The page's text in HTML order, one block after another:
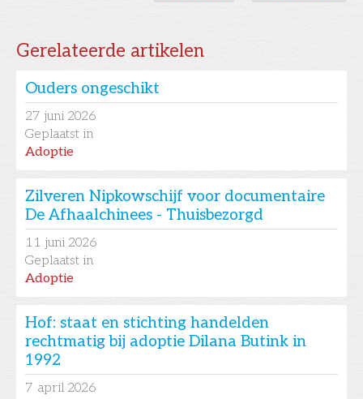
Gerelateerde artikelen
Ouders ongeschikt
27 juni 2026
Geplaatst in
Adoptie
Zilveren Nipkowschijf voor documentaire
De Afhaalchinees - Thuisbezorgd
11 juni 2026
Geplaatst in
Adoptie
Hof: staat en stichting handelden
rechtmatig bij adoptie Dilana Butink in
1992
7 april 2026